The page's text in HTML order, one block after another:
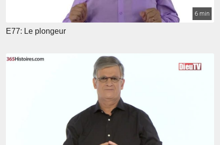
6 min
E77: Le plongeur